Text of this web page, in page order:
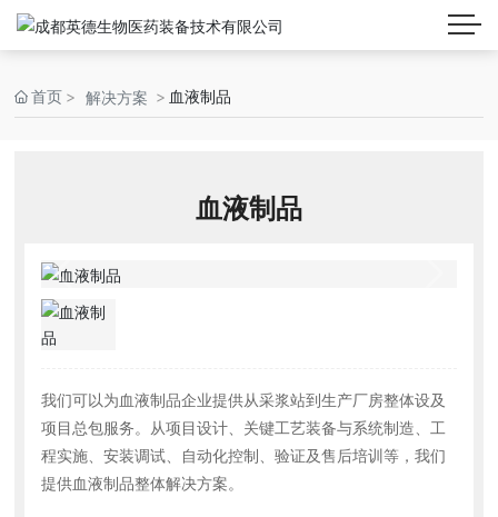
首页 解决方案 血液制品
血液制品
我们可以为⾎液制品企业提供从采浆站到⽣产⼚房整体设及
项目总包服务。从项⽬设计、关键⼯艺装备与系统制造、⼯
程实施、安装调试、⾃动化控制、验证及售后培训等，我们
提供⾎液制品整体解决⽅案。